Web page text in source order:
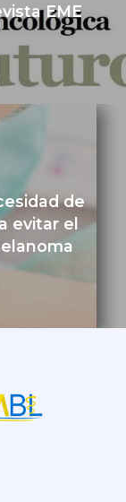
EME
de
evitar el